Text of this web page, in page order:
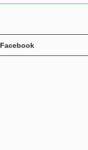
Facebook